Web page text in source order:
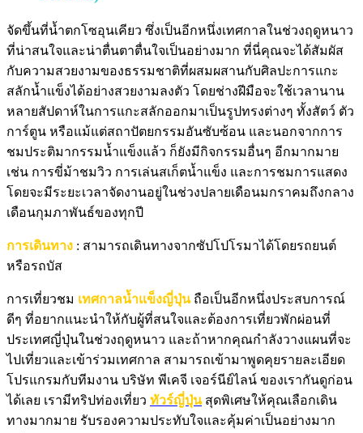
จัดขึ้นที่น้ำตกโซอุนเคียว ซึ่งเป็นอีกหนึ่งเทศกาลในช่วงฤดูหนาว
ที่น่าสนใจและน่าตื่นตาตื่นใจเป็นอย่างมาก ที่นี่คุณจะได้สัมผัส
กับความสวยงามของธรรมชาติที่ผสมผสานกับศิลปะการแกะ
สลักน้ำแข็งได้อย่างสวยงามลงตัว โดยช่างฝีมือจะใช้เวลานาน
หลายสัปดาห์ในการแกะสลักออกมาเป็นรูปทรงต่างๆ ทั้งสัตว์ ตัว
การ์ตูน หรือแม้แต่สถาปัตยกรรมอันซับซ้อน และนอกจากการ
ชมประติมากรรมน้ำแข็งแล้ว ก็ยังมีกิจกรรมอื่นๆ อีกมากมาย
เช่น การขี่ม้าชมวิว การเล่นสเก็ตน้ำแข็ง และการชมการแสดง
โดยจะมีระยะเวลาจัดงานอยู่ในช่วงปลายเดือนมกราคมถึงกลาง
เดือนกุมภาพันธ์ของทุกปี
การเดินทาง : สามารถเดินทางจากซัปโปโรมาได้โดยรถยนต์
หรือรถบัส
การเที่ยวชม เทศกาลน้ำแข็งญี่ปุ่นถือเป็นอีกหนึ่งประสบการณ์
ดีๆ ที่อยากแนะนำให้กับผู้ที่สนใจและต้องการเที่ยวพักผ่อนที่
ประเทศญี่ปุ่นในช่วงฤดูหนาว และถ้าหากคุณกำลังวางแผนที่จะ
ไปเที่ยวและเข้าร่วมเทศกาล สามารถเข้ามาพูดคุยรายละเอียด
โปรแกรมกับทีมงาน บริษัท พีเคจี เจอร์นีย์ไลน์ ของเรากันดูก่อน
ได้เลย เรามีทริปท่องเที่ยว ทัวร์ญี่ปุ่นสุดพิเศษให้คุณเลือกเดิน
ทางมากมาย รับรองความประทับใจและคุ้มค่าเป็นอย่างมาก